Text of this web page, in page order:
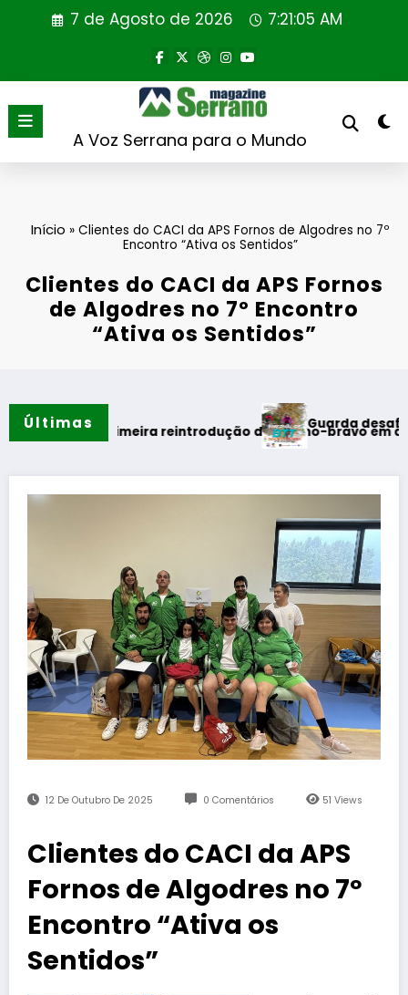
7 de Agosto de 2026 7:21:06 AM
A Voz Serrana para o Mundo
Início » Clientes do CACI da APS Fornos de Algodres no 7º
Encontro “Ativa os Sentidos”
Clientes do CACI da APS Fornos
de Algodres no 7º Encontro
“Ativa os Sentidos”
Últimas
primeira reintrodução de coelho-bravo em área rewilding
Guarda desafia amantes
12 De Outubro De 2025 0 Comentários 51Views
Clientes do CACI da APS
Fornos de Algodres no 7º
Encontro “Ativa os
Sentidos”